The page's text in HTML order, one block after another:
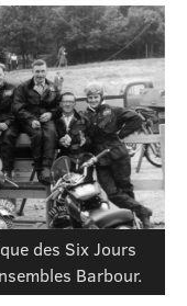
des Six Jours
Barbour.